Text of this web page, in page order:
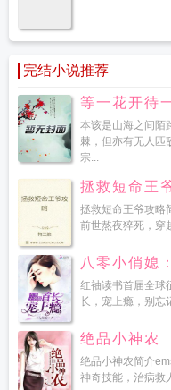
完结小说推荐
等一花开待
本该是山海之间陌
棘，但亦有无人匹
宗...
拯救短命王
拯救短命王爷攻略
前世熬夜猝死，穿
八零小俏媳
红袖读书首届全球
长，宠上瘾，别忘
绝品小神农
绝品小神农简介
神奇技能，治病救